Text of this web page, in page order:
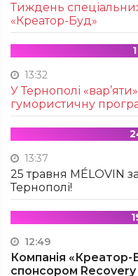
Тиждень
«Креатор-Буд»
13:32
У Тернополі
гумористичну
13:37
25 травня MÉLOVIN
Тернополі!
12:49
Компанія
спонсором